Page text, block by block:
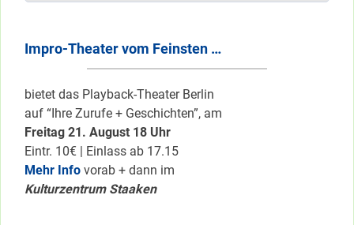
Impro-Theater vom Feinsten …
bietet das Playback-Theater Berlin
auf “Ihre Zurufe + Geschichten”, am
Freitag 21. August 18 Uhr
Eintr. 10€ | Einlass ab 17.15
Mehr Info vorab + dann im
Kulturzentrum Staaken